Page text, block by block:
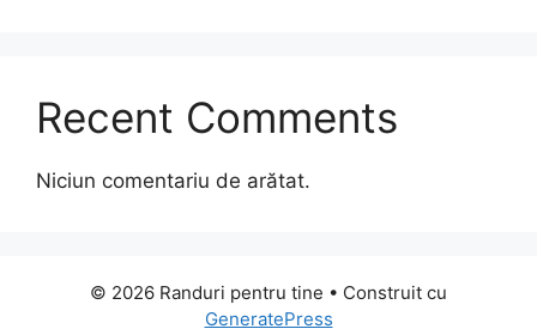
Recent Comments
Niciun comentariu de arătat.
© 2026 Randuri pentru tine • Construit cu
GeneratePress